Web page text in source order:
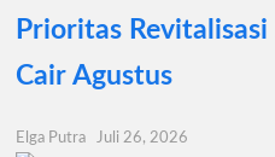
Prioritas
Cair Agustus
Elga Putra Juli 26, 2026